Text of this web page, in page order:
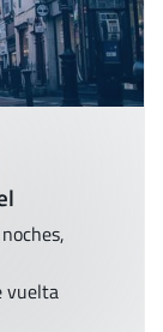
vuelta